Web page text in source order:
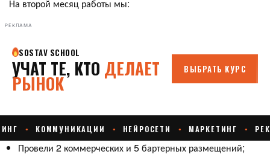
На второй месяц работы мы:
РЕКЛАМА
Провели 2 коммерческих и 5 бартерных размещений;